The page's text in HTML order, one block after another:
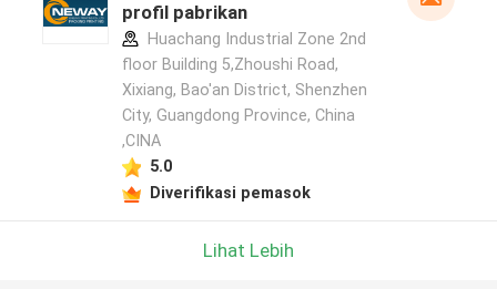
profil pabrikan
Huachang Industrial Zone 2nd
floor Building 5,Zhoushi Road,
Xixiang, Bao'an District, Shenzhen
City, Guangdong Province, China
,CINA
5.0
Diverifikasi pemasok
Lihat Lebih